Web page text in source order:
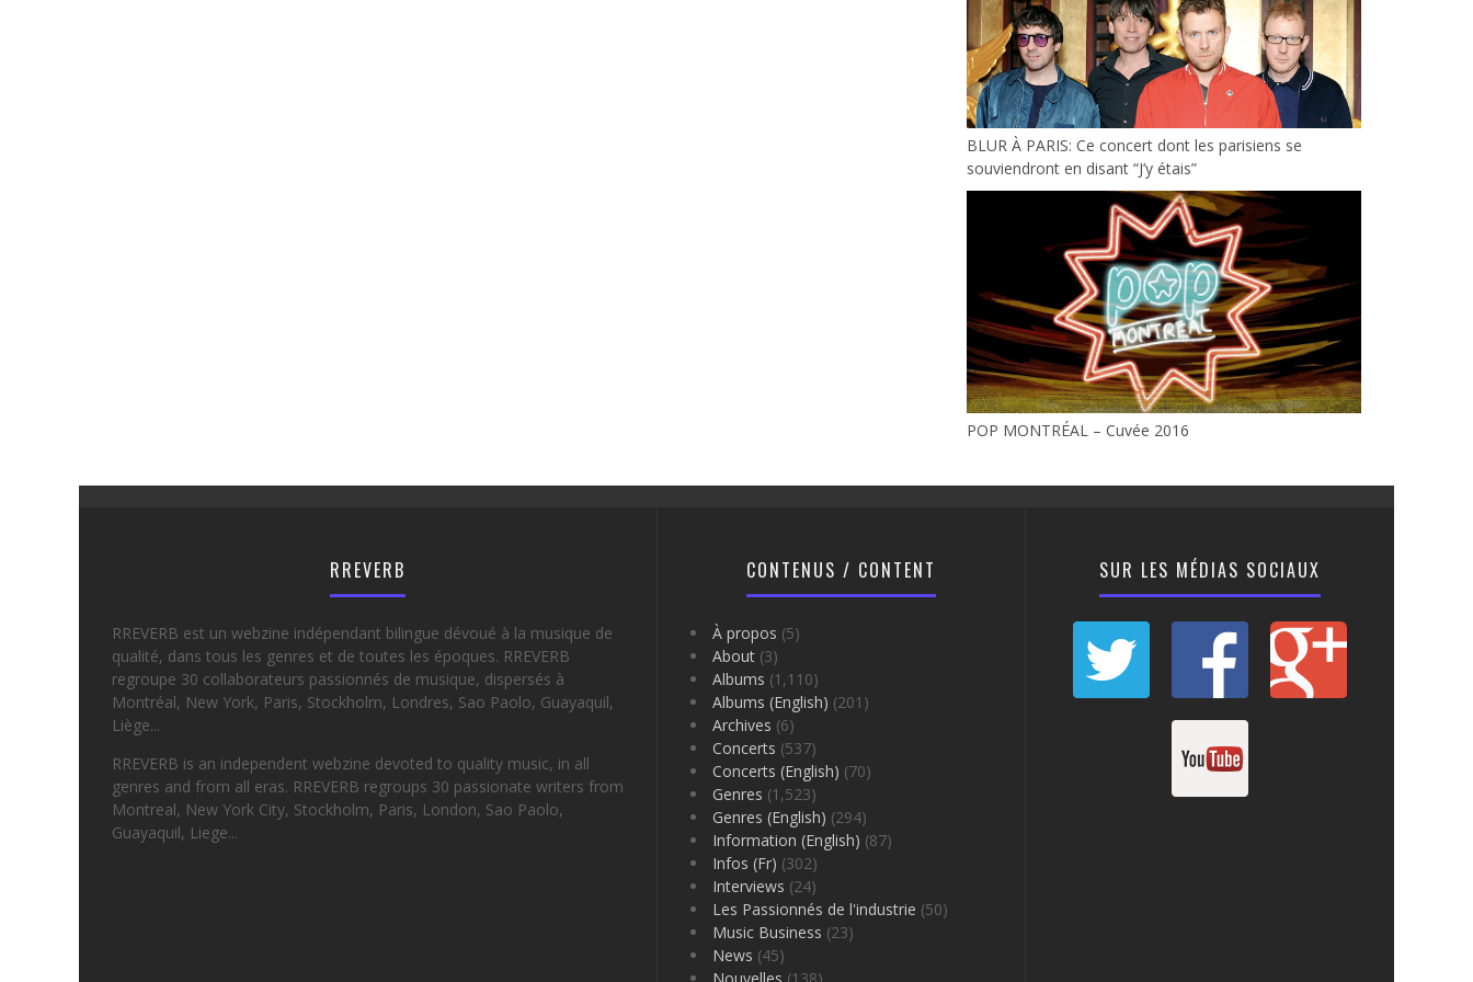
BLUR À PARIS: Ce concert dont les parisiens se
souviendront en disant “J’y étais”
POP MONTRÉAL – Cuvée 2016
RREVERB
RREVERB est un webzine indépendant bilingue dévoué à la musique de
qualité, dans tous les genres et de toutes les époques. RREVERB
regroupe 30 collaborateurs passionnés de musique, dispersés à
Montréal, New York, Paris, Stockholm, Londres, Sao Paolo, Guayaquil,
Liège...
RREVERB is an independent webzine devoted to quality music, in all
genres and from all eras. RREVERB regroups 30 passionate writers from
Montreal, New York City, Stockholm, Paris, London, Sao Paolo,
Guayaquil, Liege...
CONTENUS / CONTENT
À propos (5)
About (3)
Albums (1,110)
Albums (English) (201)
Archives (6)
Concerts (537)
Concerts (English) (70)
Genres (1,523)
Genres (English) (294)
Information (English) (87)
Infos (Fr) (302)
Interviews (24)
Les Passionnés de l'industrie (50)
Music Business (23)
News (45)
SUR LES MÉDIAS SOCIAUX